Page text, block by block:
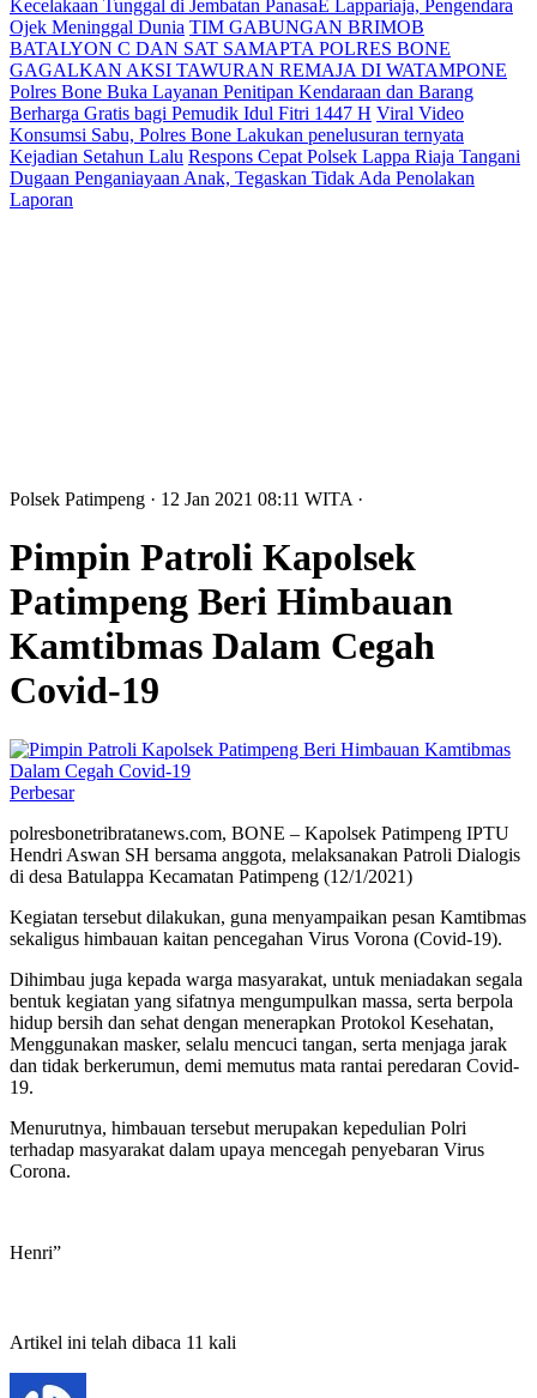
Kecelakaan Tunggal di Jembatan PanasaE Lappariaja, Pengendara
Ojek Meninggal Dunia TIM GABUNGAN BRIMOB
BATALYON C DAN SAT SAMAPTA POLRES BONE
GAGALKAN AKSI TAWURAN REMAJA DI WATAMPONE
Polres Bone Buka Layanan Penitipan Kendaraan dan Barang
Berharga Gratis bagi Pemudik Idul Fitri 1447 H Viral Video
Konsumsi Sabu, Polres Bone Lakukan penelusuran ternyata
Kejadian Setahun Lalu Respons Cepat Polsek Lappa Riaja Tangani
Dugaan Penganiayaan Anak, Tegaskan Tidak Ada Penolakan
Laporan
Polsek Patimpeng · 12 Jan 2021 08:11 WITA ·
Pimpin Patroli Kapolsek
Patimpeng Beri Himbauan
Kamtibmas Dalam Cegah
Covid-19
Perbesar
polresbonetribratanews.com, BONE – Kapolsek Patimpeng IPTU
Hendri Aswan SH bersama anggota, melaksanakan Patroli Dialogis
di desa Batulappa Kecamatan Patimpeng (12/1/2021)
Kegiatan tersebut dilakukan, guna menyampaikan pesan Kamtibmas
sekaligus himbauan kaitan pencegahan Virus Vorona (Covid-19).
Dihimbau juga kepada warga masyarakat, untuk meniadakan segala
bentuk kegiatan yang sifatnya mengumpulkan massa, serta berpola
hidup bersih dan sehat dengan menerapkan Protokol Kesehatan,
Menggunakan masker, selalu mencuci tangan, serta menjaga jarak
dan tidak berkerumun, demi memutus mata rantai peredaran Covid-
19.
Menurutnya, himbauan tersebut merupakan kepedulian Polri
terhadap masyarakat dalam upaya mencegah penyebaran Virus
Corona.
Henri”
Artikel ini telah dibaca 11 kali